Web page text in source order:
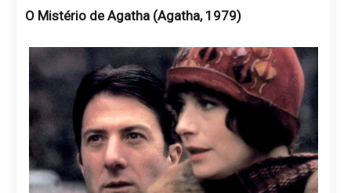
O Mistério de Agatha (Agatha, 1979)